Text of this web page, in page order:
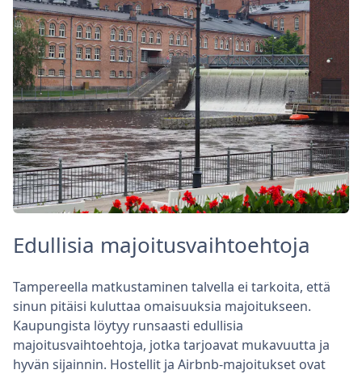
Edullisia majoitusvaihtoehtoja
Tampereella matkustaminen talvella ei tarkoita, että
sinun pitäisi kuluttaa omaisuuksia majoitukseen.
Kaupungista löytyy runsaasti edullisia
majoitusvaihtoehtoja, jotka tarjoavat mukavuutta ja
hyvän sijainnin. Hostellit ja Airbnb-majoitukset ovat